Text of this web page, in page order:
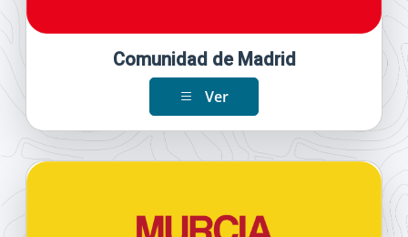
Comunidad de Madrid
Ver